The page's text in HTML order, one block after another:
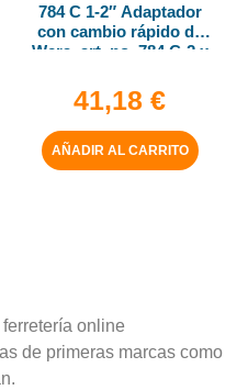
784 C 1-2″ Adaptador
con cambio rápido de
Wera, art. no. 784 C-2 x
41,18 €
AÑADIR AL CARRITO
online
de primeras marcas como